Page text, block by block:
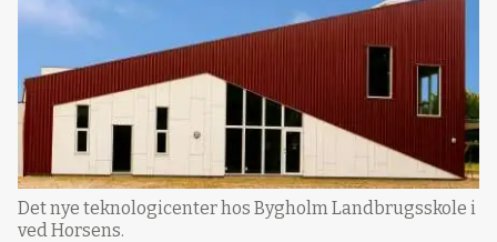
Det nye teknologicenter hos Bygholm Landbrugsskole i
ved Horsens.